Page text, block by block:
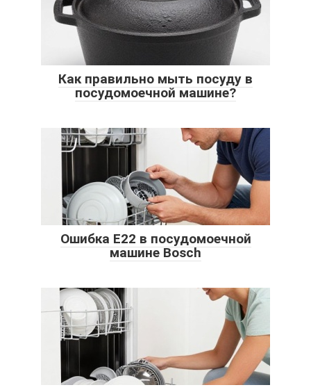
Как правильно мыть посуду в
посудомоечной машине?
Ошибка E22 в посудомоечной
машине Bosch